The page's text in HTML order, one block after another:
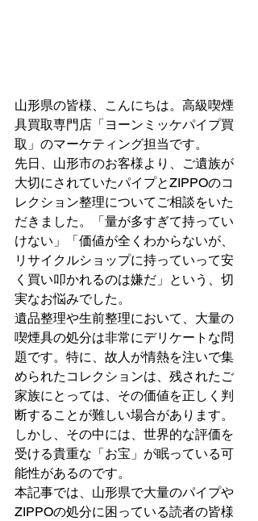
山形県の皆様、こんにちは。高級喫煙
具買取専門店「ヨーンミッケパイプ買
取」のマーケティング担当です。
先日、山形市のお客様より、ご遺族が
大切にされていたパイプとZIPPOのコ
レクション整理についてご相談をいた
だきました。「量が多すぎて持ってい
けない」「価値が全くわからないが、
リサイクルショップに持っていって安
く買い叩かれるのは嫌だ」という、切
実なお悩みでした。
遺品整理や生前整理において、大量の
喫煙具の処分は非常にデリケートな問
題です。特に、故人が情熱を注いで集
められたコレクションは、残されたご
家族にとっては、その価値を正しく判
断することが難しい場合があります。
しかし、その中には、世界的な評価を
受ける貴重な「お宝」が眠っている可
能性があるのです。
本記事では、山形県で大量のパイプや
ZIPPOの処分に困っている読者の皆様